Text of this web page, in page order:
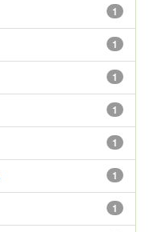
1
1
1
1
1
1
1